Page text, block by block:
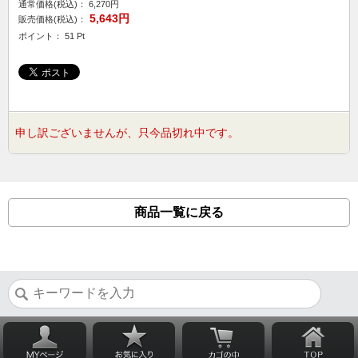
通常価格(税込)：
6,270円
販売価格(税込)：
5,643円
ポイント： 51 Pt
申し訳ございませんが、只今品切れ中です。
商品一覧に戻る